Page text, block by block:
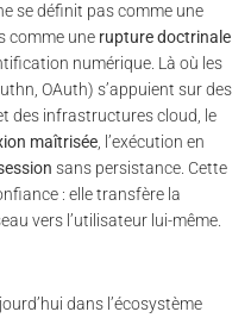
se définit pas comme une
comme une rupture doctrinale
numérique. Là où les
OAuth) s’appuient sur des
des infrastructures cloud, le
maîtrisée, l’exécution en
sans persistance. Cette
: elle transfère la
vers l’utilisateur lui-même.
dans l’écosystème